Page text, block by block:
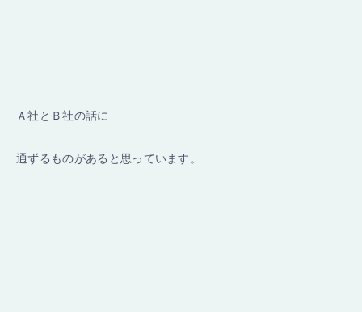
Ａ社とＢ社の話に
通ずるものがあると思っています。